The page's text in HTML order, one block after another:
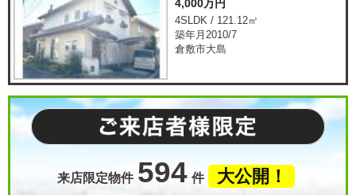
4,000万円
4SLDK / 121.12㎡
築年月2010/7
倉敷市大島
来店限定物件 594 件 大公開！